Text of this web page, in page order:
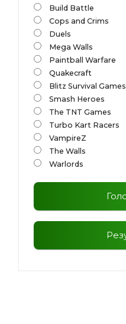
Build Battle
Cops and Crims
Duels
Mega Walls
Paintball Warfare
Quakecraft
Blitz Survival Games
Smash Heroes
The TNT Games
Turbo Kart Racers
VampireZ
The Walls
Warlords